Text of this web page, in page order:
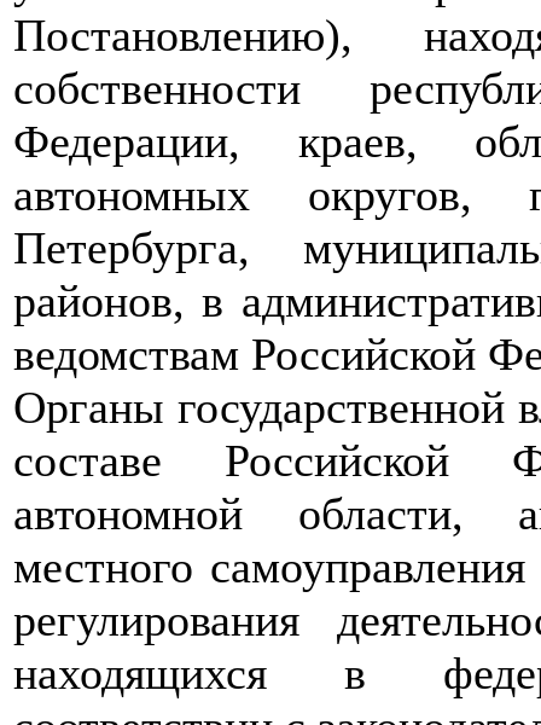
Постановлению),
собственности
Федерации, краев,
автономных
Петербурга,
районов, в
ведомствам Российской
Органы государственной
составе Российской
автономной области,
местного
регулирования
находящихся в